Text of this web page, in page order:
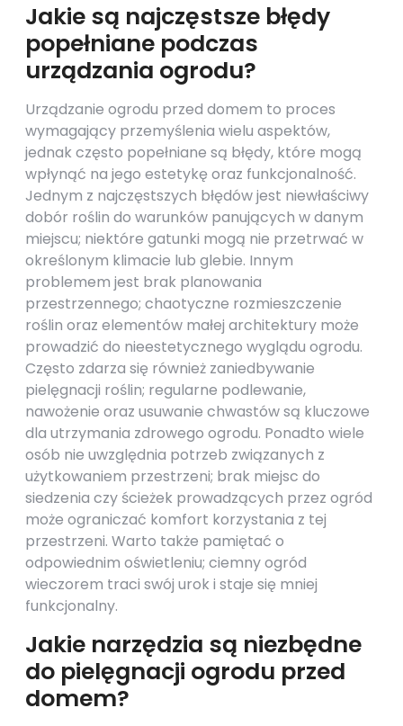
Jakie są najczęstsze błędy
popełniane podczas
urządzania ogrodu?
Urządzanie ogrodu przed domem to proces
wymagający przemyślenia wielu aspektów,
jednak często popełniane są błędy, które mogą
wpłynąć na jego estetykę oraz funkcjonalność.
Jednym z najczęstszych błędów jest niewłaściwy
dobór roślin do warunków panujących w danym
miejscu; niektóre gatunki mogą nie przetrwać w
określonym klimacie lub glebie. Innym
problemem jest brak planowania
przestrzennego; chaotyczne rozmieszczenie
roślin oraz elementów małej architektury może
prowadzić do nieestetycznego wyglądu ogrodu.
Często zdarza się również zaniedbywanie
pielęgnacji roślin; regularne podlewanie,
nawożenie oraz usuwanie chwastów są kluczowe
dla utrzymania zdrowego ogrodu. Ponadto wiele
osób nie uwzględnia potrzeb związanych z
użytkowaniem przestrzeni; brak miejsc do
siedzenia czy ścieżek prowadzących przez ogród
może ograniczać komfort korzystania z tej
przestrzeni. Warto także pamiętać o
odpowiednim oświetleniu; ciemny ogród
wieczorem traci swój urok i staje się mniej
funkcjonalny.
Jakie narzędzia są niezbędne
do pielęgnacji ogrodu przed
domem?